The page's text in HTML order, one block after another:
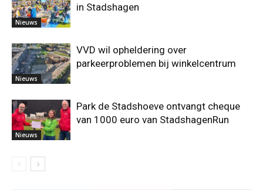
Nieuws
in Stadshagen
Nieuws
VVD wil opheldering over
parkeerproblemen bij winkelcentrum
Nieuws
Park de Stadshoeve ontvangt cheque
van 1000 euro van StadshagenRun